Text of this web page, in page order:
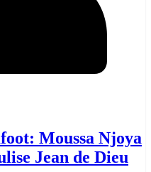
Moussa Njoya
Jean de Dieu